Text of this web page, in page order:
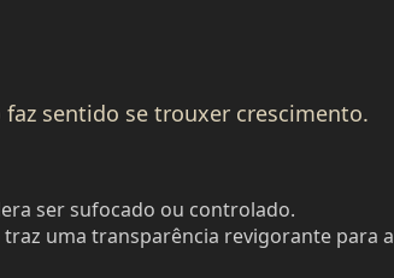
sentido se trouxer crescimento.
ser sufocado ou controlado.
uma transparência revigorante para a